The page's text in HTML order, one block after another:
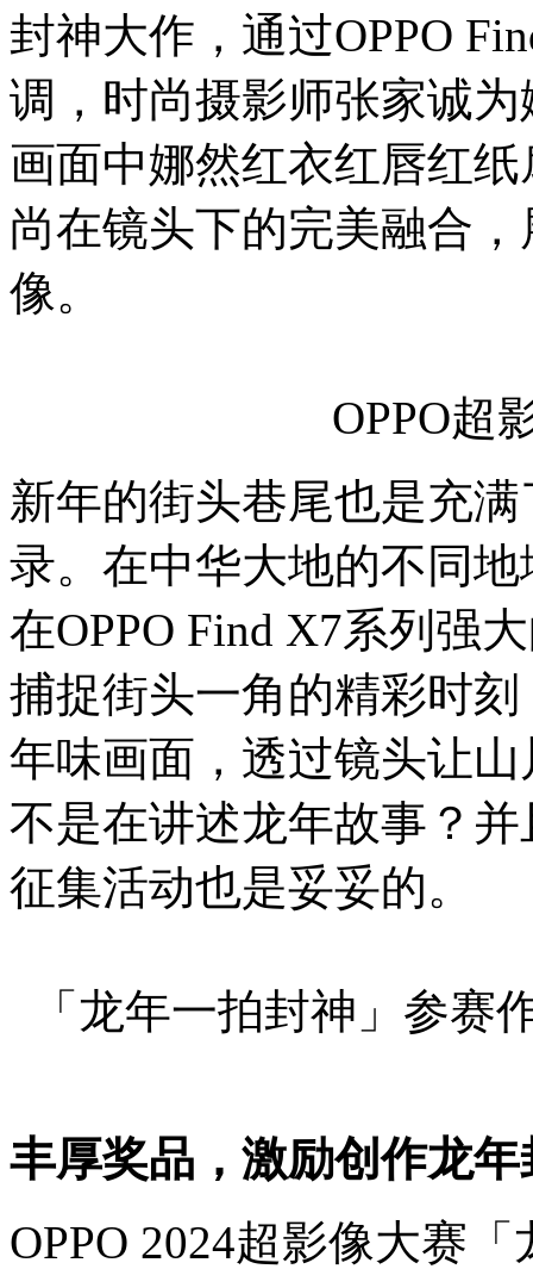
封神大作，通过OPPO
调，时尚摄影师张家诚
画面中娜然红衣红唇红
尚在镜头下的完美融合
像。
OPPO超
新年的街头巷尾也是充
录。在中华大地的不同
在OPPO Find X7系列强
捕捉街头一角的精彩时
年味画面，透过镜头让
不是在讲述龙年故事？
征集活动也是妥妥的。
「龙年一拍封神」参赛
丰厚奖品，激励创作龙
OPPO 2024超影像大赛